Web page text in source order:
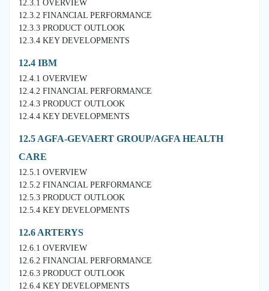
12.3.1 OVERVIEW
12.3.2 FINANCIAL PERFORMANCE
12.3.3 PRODUCT OUTLOOK
12.3.4 KEY DEVELOPMENTS
12.4 IBM
12.4.1 OVERVIEW
12.4.2 FINANCIAL PERFORMANCE
12.4.3 PRODUCT OUTLOOK
12.4.4 KEY DEVELOPMENTS
12.5 AGFA-GEVAERT GROUP/AGFA HEALTH
CARE
12.5.1 OVERVIEW
12.5.2 FINANCIAL PERFORMANCE
12.5.3 PRODUCT OUTLOOK
12.5.4 KEY DEVELOPMENTS
12.6 ARTERYS
12.6.1 OVERVIEW
12.6.2 FINANCIAL PERFORMANCE
12.6.3 PRODUCT OUTLOOK
12.6.4 KEY DEVELOPMENTS